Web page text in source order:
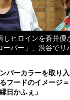
しヒロインを蒼井優
ーバー」、渋谷でリ
バーカラーを取り
フードのイメージ
縁日かふぇ」